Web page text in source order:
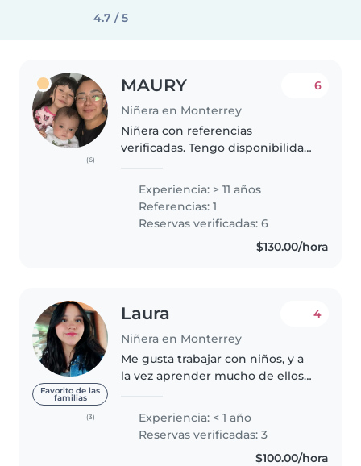
4.7 / 5
(6)
MAURY
Niñera en Monterrey
6
Niñera con referencias
verificadas. Tengo disponibilidad
agenda. Soy una persona
responsable, paciente y cariñosa,
comprometida con la seguridad
Experiencia: > 11 años
Referencias: 1
Reservas verificadas: 6
$130.00/hora
Favorito de las
familias
(3)
Laura
Niñera en Monterrey
4
Me gusta trabajar con niños, y a
la vez aprender mucho de ellos
y he hecho prácticas de
fisioterapia pediátrica (soy
Experiencia: < 1 año
Reservas verificadas: 3
$100.00/hora